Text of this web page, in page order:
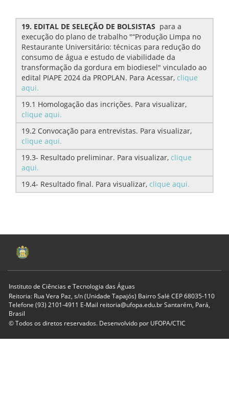
19. EDITAL DE SELEÇÃO DE BOLSISTAS para a
execução do plano de trabalho "“Produção Limpa no
Restaurante Universitário: técnicas para redução do
consumo de água e estudo de viabilidade da
transformação da gordura em biodiesel" vinculado ao
edital PIAPE 2024 da PROPLAN. Para Acessar, clique
aqui.
19.1 Homologação das incrições. Para visualizar,
clique aqui.
19.2 Convocação para entrevistas. Para visualizar,
clique aqui.
19.3- Resultado preliminar. Para visualizar, clique
aqui.
19.4- Resultado final. Para visualizar, clique aqui.
Instituto de Ciências e Tecnologia das Águas
Reitoria: Rua Vera Paz, s/n (Unidade Tapajós) Bairro Salé CEP 68035-110
Telefone (93) 2101-4911 E-Mail reitoria@ufopa.edu.br Santarém, Pará,
Brasil
© Todos os diretos reservados. Desenvolvido por UFOPA/CTIC